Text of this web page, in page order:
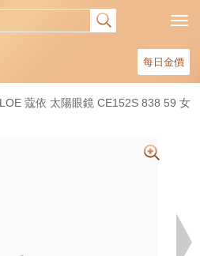
每日金價
蔻依 太陽眼鏡 CE152S 838 59 女